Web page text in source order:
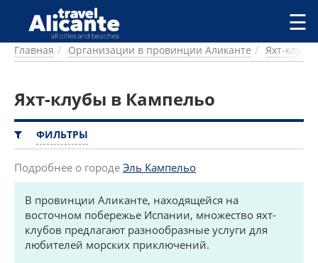
Перейти к основному содержанию
ГОРОДА
ПИТАНИЕ
ПРОЖИВАНИЕ
ПЛЯЖИ
ДОСТОПРИМЕЧАТЕЛЬНОСТИ
КЕМПИНГ
КОМАРКИ (РАЙОНЫ)
РЕЦЕПТЫ
ПРЕДЛОЖЕНИЯ
СТАТЬИ
☰
Главная Организации в провинции Аликанте Яхт-клубы
Яхт-клубы в Кампельо
ФИЛЬТРЫ
Подробнее о городе Эль Кампельо
В провинции Аликанте, находящейся на
восточном побережье Испании, множество яхт-
клубов предлагают разнообразные услуги для
любителей морских приключений.